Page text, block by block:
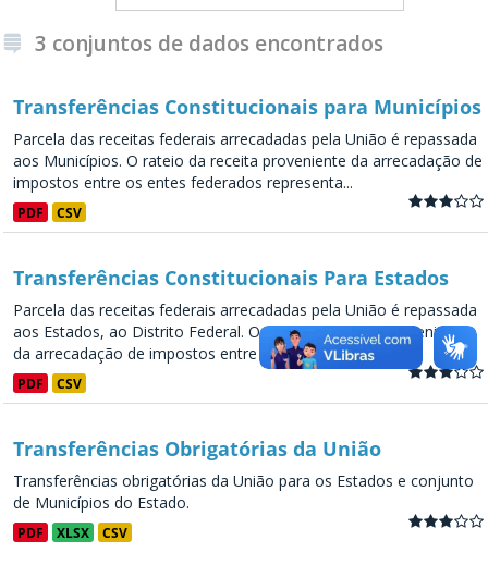
3 conjuntos de dados encontrados
Transferências Constitucionais para Municípios
Parcela das receitas federais arrecadadas pela União é repassada
aos Municípios. O rateio da receita proveniente da arrecadação de
impostos entre os entes federados representa...
PDF CSV
Transferências Constitucionais Para Estados
Parcela das receitas federais arrecadadas pela União é repassada
aos Estados, ao Distrito Federal. O rateio da receita proveniente
da arrecadação de impostos entre os entes...
PDF CSV
Transferências Obrigatórias da União
Transferências obrigatórias da União para os Estados e conjunto
de Municípios do Estado.
PDF XLSX CSV